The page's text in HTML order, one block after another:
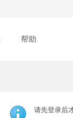
帮助
请先登录后